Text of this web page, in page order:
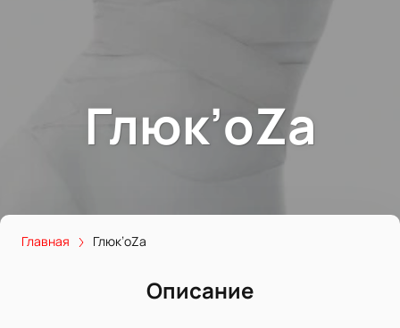
Глюк’oZa
Главная Глюк’oZa
Описание